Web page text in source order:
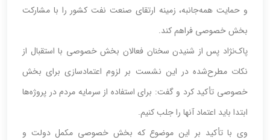
و حمایت همه‌جانبه، زمینه ارتقای صنعت نفت کشور را با مشارکت
بخش خصوصی فراهم کند.
پاک‌نژاد پس از شنیدن سخنان فعالان بخش خصوصی با استقبال از
نکات مطرح‌شده در این نشست بر لزوم اعتمادسازی برای بخش
خصوصی تأکید کرد و گفت: برای استفاده از سرمایه مردم در پروژه‌ها
ابتدا باید اعتماد آنها را جلب کنیم.
وی با تأکید بر این موضوع که بخش خصوصی مکمل دولت و